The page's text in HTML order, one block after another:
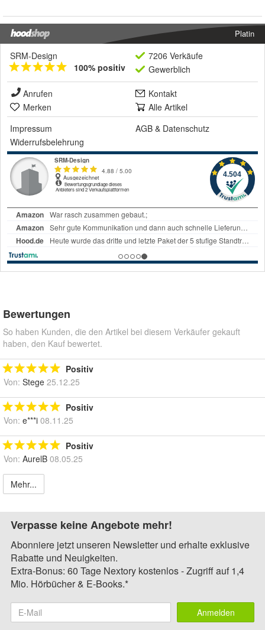
Platin
SRM-Design
100% positiv
7206 Verkäufe
Gewerblich
Anrufen
Kontakt
Merken
Alle Artikel
Impressum
AGB & Datenschutz
Widerrufsbelehrung
Bewertungen
So haben Kunden, die den Artikel bei diesem Verkäufer gekauft
haben, den Kauf bewertet.
Positiv
Von: Stege 25.12.25
Positiv
Von: e***i 08.11.25
Positiv
Von: AurelB 08.05.25
Mehr...
Verpasse keine Angebote mehr!
Abonniere jetzt unseren Newsletter und erhalte exklusive
Rabatte und Neuigkeiten.
Extra-Bonus: 60 Tage Nextory kostenlos - Zugriff auf 1,4
Mio. Hörbücher & E-Books.*
Anmelden